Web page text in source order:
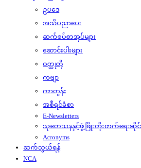
ဥပဒေ
အသိပညာပေး
ဆက်စပ်စာအုပ်များ
ဆောင်းပါးများ
ဝတ္ထုတို
ကဗျာ
ကာတွန်း
အစီရင်ခံစာ
E-Newsletters
သုတေသနနှင့်ဖွံ့ဖြိုးတိုးတက်ရေးဆိုင်
Acronyms
ဆက်သွယ်ရန်
NCA